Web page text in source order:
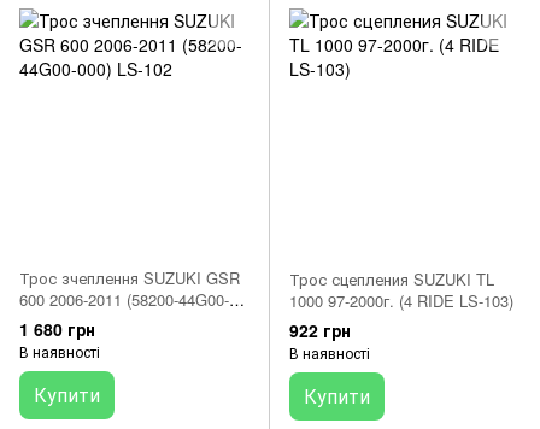
Трос зчеплення SUZUKI GSR
600 2006-2011 (58200-44G00-
000) LS-102
1 680 грн
В наявності
Купити
Трос сцепления SUZUKI TL
1000 97-2000г. (4 RIDE LS-103)
922 грн
В наявності
Купити